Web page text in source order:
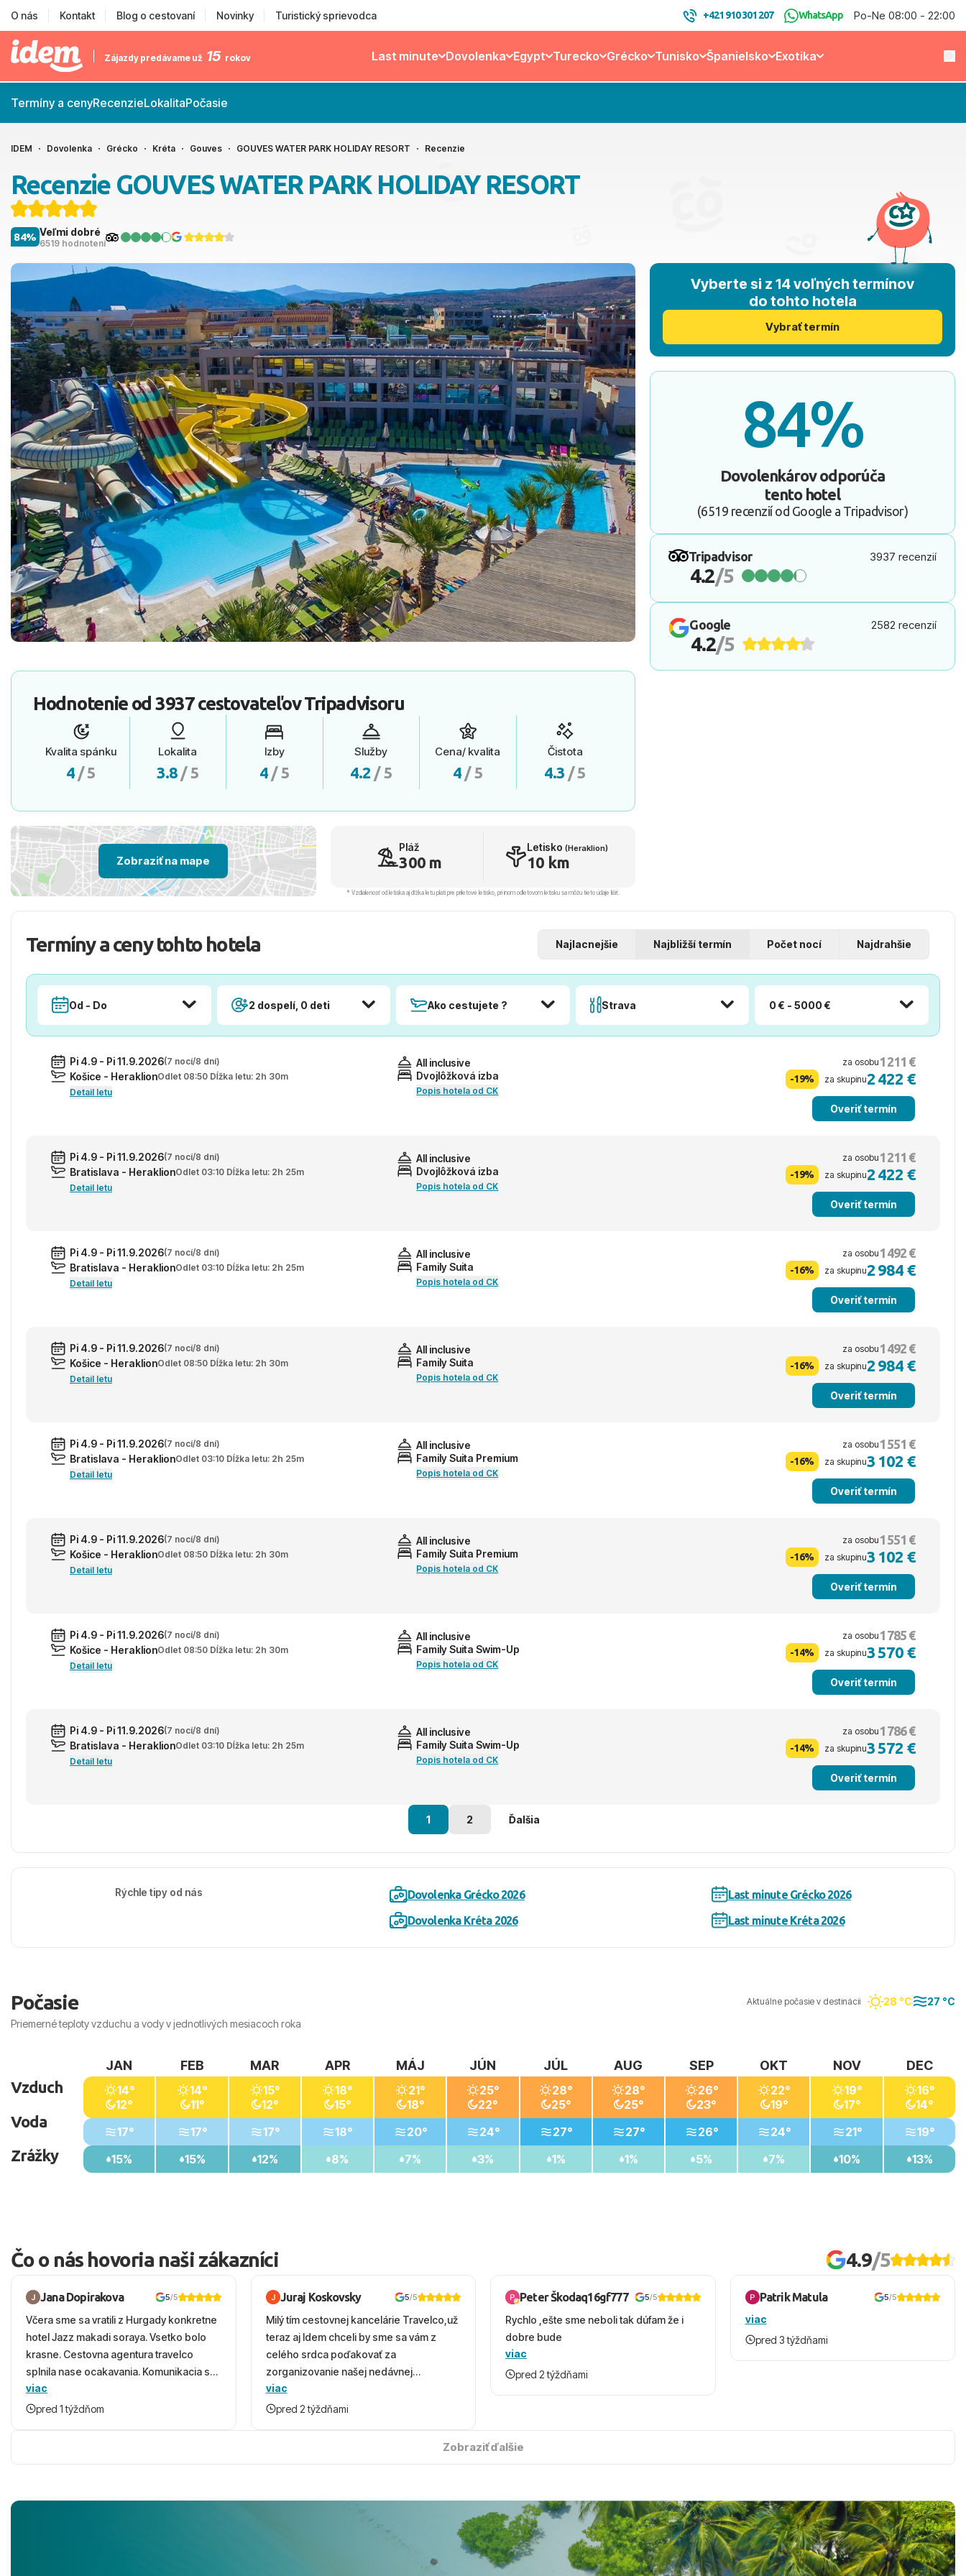
O nás Kontakt Blog o cestovaní Novinky Turistický sprievodca +421 910 301 207 WhatsApp Po-Ne 08:00 - 22:00
Zájazdy predávame už 15 rokov Last minute Dovolenka Egypt Turecko Grécko Tunisko Španielsko Exotika
Termíny a cenyRecenzieLokalitaPočasie
IDEM Dovolenka Grécko Kréta Gouves GOUVES WATER PARK HOLIDAY RESORT Recenzie
Recenzie GOUVES WATER PARK HOLIDAY RESORT
Veľmi dobré
6519 hodnotení
84%
Vyberte si z 14 voľných termínov
do tohto hotela
Vybrať termín
84%
Dovolenkárov odporúča
tento hotel
(6519 recenzií od Google a Tripadvisor)
Tripadvisor 3937 recenzií
4.2/5
Google 2582 recenzií
4.2/5
Hodnotenie od 3937 cestovateľovTripadvisoru
Kvalita spánku
4 / 5
Lokalita
3.8 / 5
Izby
4 / 5
Služby
4.2 / 5
Cena/ kvalita
4 / 5
Čistota
4.3 / 5
Zobraziť na mape
Pláž
300 m
Letisko(Heraklion)
10 km
* Vzdialenosť od letiska aj dľžka letu platí pre príletové letisko, pri inom odletovom letisku sa môžu tieto údaje líšiť.
Termíny a ceny tohto hotela Najlacnejšie Najbližší termín Počet nocí Najdrahšie
Od - Do 2 dospelí, 0 deti Ako cestujete ? Strava 0 € - 5000 €
Pi 4.9 - Pi 11.9.2026(7 nocí/8 dní)
Košice - HeraklionOdlet 08:50 Dĺžka letu: 2h 30m
Detail letu
All inclusive
Dvojlôžková izba
Popis hotela od CK
za osobu 1 211 €
-19% za skupinu2 422 €
Overiť termín
Pi 4.9 - Pi 11.9.2026(7 nocí/8 dní)
Bratislava - HeraklionOdlet 03:10 Dĺžka letu: 2h 25m
Detail letu
All inclusive
Dvojlôžková izba
Popis hotela od CK
za osobu 1 211 €
-19% za skupinu2 422 €
Overiť termín
Pi 4.9 - Pi 11.9.2026(7 nocí/8 dní)
Bratislava - HeraklionOdlet 03:10 Dĺžka letu: 2h 25m
Detail letu
All inclusive
Family Suita
Popis hotela od CK
za osobu 1 492 €
-16% za skupinu2 984 €
Overiť termín
Pi 4.9 - Pi 11.9.2026(7 nocí/8 dní)
Košice - HeraklionOdlet 08:50 Dĺžka letu: 2h 30m
Detail letu
All inclusive
Family Suita
Popis hotela od CK
za osobu 1 492 €
-16% za skupinu2 984 €
Overiť termín
Pi 4.9 - Pi 11.9.2026(7 nocí/8 dní)
Bratislava - HeraklionOdlet 03:10 Dĺžka letu: 2h 25m
Detail letu
All inclusive
Family Suita Premium
Popis hotela od CK
za osobu 1 551 €
-16% za skupinu3 102 €
Overiť termín
Pi 4.9 - Pi 11.9.2026(7 nocí/8 dní)
Košice - HeraklionOdlet 08:50 Dĺžka letu: 2h 30m
Detail letu
All inclusive
Family Suita Premium
Popis hotela od CK
za osobu 1 551 €
-16% za skupinu3 102 €
Overiť termín
Pi 4.9 - Pi 11.9.2026(7 nocí/8 dní)
Košice - HeraklionOdlet 08:50 Dĺžka letu: 2h 30m
Detail letu
All inclusive
Family Suita Swim-Up
Popis hotela od CK
za osobu 1 785 €
-14% za skupinu3 570 €
Overiť termín
Pi 4.9 - Pi 11.9.2026(7 nocí/8 dní)
Bratislava - HeraklionOdlet 03:10 Dĺžka letu: 2h 25m
Detail letu
All inclusive
Family Suita Swim-Up
Popis hotela od CK
za osobu 1 786 €
-14% za skupinu3 572 €
Overiť termín
1 2 Ďalšia
Rýchle tipy od nás Dovolenka Grécko 2026
Last minute Grécko 2026
Dovolenka Kréta 2026
Last minute Kréta 2026
Počasie
Priemerné teploty vzduchu a vody v jednotlivých mesiacoch roka
Aktuálne počasie v destinácii 28 °C 27 °C
Vzduch
Voda
Zrážky
JAN
14°
12°
17°
15%
FEB
14°
11°
17°
15%
MAR
15°
12°
17°
12%
APR
18°
15°
18°
8%
MÁJ
21°
18°
20°
7%
JÚN
25°
22°
24°
3%
JÚL
28°
25°
27°
1%
AUG
28°
25°
27°
1%
SEP
26°
23°
26°
5%
OKT
22°
19°
24°
7%
NOV
19°
17°
21°
10%
DEC
16°
14°
19°
13%
Čo o nás hovoria naši zákazníci 4.9/5
Jana Dopirakova 5/5
Včera sme sa vratili z Hurgady konkretne
hotel Jazz makadi soraya. Vsetko bolo
krasne. Cestovna agentura travelco
splnila nase ocakavania. Komunikacia s
panom Michalinom uzasna a napomocna.
Vsetko vysvetlil aj vo vecernych hodinach
viac
pred 1 týždňom
Juraj Koskovsky 5/5
Milý tím cestovnej kancelárie Travelco,už
teraz aj Idem chceli by sme sa vám z
celého srdca poďakovať za
zorganizovanie našej nedávnej
dovolenky v Turecku. Vďaka vám sme
prežili nádherný čas, na ktorý budeme
čierneho! ​Čo nás dostalo najviac: ​Skvelé
ochotní a starostliví ľudia. ​Gastro zážitok:
viac
pred 2 týždňami
Peter Škodaq16gf777 5/5
Rychlo ,ešte sme neboli tak dúfam že i
dobre bude
viac
pred 2 týždňami
Patrik Matula 5/5
viac
pred 3 týždňami
Zobraziť ďalšie